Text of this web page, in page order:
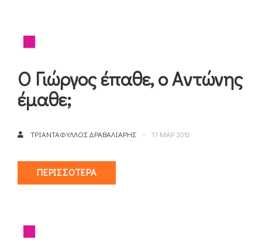
O Γιώργος έπαθε, ο Aντώνης
έμαθε;
ΤΡΙΑΝΤΆΦΥΛΛΟΣ ΔΡΑΒΑΛΙΆΡΗΣ 17 ΜΑΡ 2012
ΠΕΡΙΣΣΌΤΕΡΑ